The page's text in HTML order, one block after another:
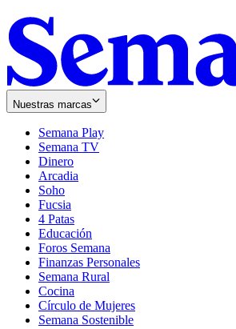
Nuestras marcas
Semana Play
Semana TV
Dinero
Arcadia
Soho
in
new
window
Fucsia
in
new
window
4 Patas
Educación
Foros Semana
Finanzas Personales
Semana Rural
Cocina
Círculo de Mujeres
Semana Sostenible